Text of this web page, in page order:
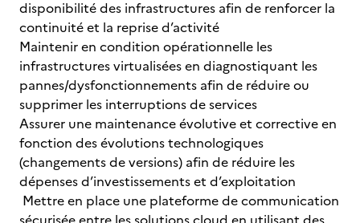
disponibilité des infrastructures afin de renforcer la
continuité et la reprise d’activité
Maintenir en condition opérationnelle les
infrastructures virtualisées en diagnostiquant les
pannes/dysfonctionnements afin de réduire ou
supprimer les interruptions de services
Assurer une maintenance évolutive et corrective en
fonction des évolutions technologiques
(changements de versions) afin de réduire les
dépenses d’investissements et d’exploitation
Mettre en place une plateforme de communication